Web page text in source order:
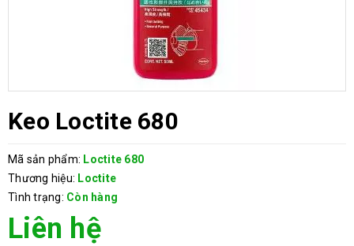
Keo Loctite 680
Mã sản phẩm: Loctite 680
Thương hiệu: Loctite
Tình trạng: Còn hàng
Liên hệ